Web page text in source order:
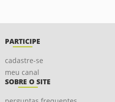
PARTICIPE
cadastre-se
meu canal
SOBRE O SITE